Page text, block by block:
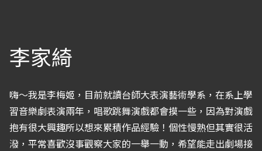
李家綺
嗨～我是李梅姬，目前就讀台師大表演藝術學系，在系上學
習音樂劇表演兩年，唱歌跳舞演戲都會摸一些，因為對演戲
抱有很大興趣所以想來累積作品經驗！個性慢熟但其實很活
潑，平常喜歡沒事觀察大家的一舉一動，希望能走出劇場接